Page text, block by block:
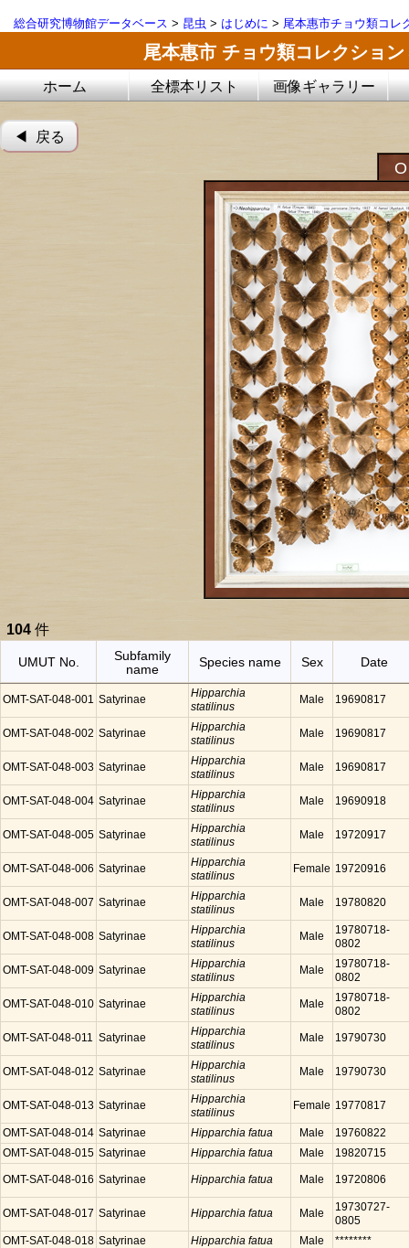
総合研究博物館データベース > 昆虫 > はじめに > 尾本惠市チョウ類コレ
尾本惠市 チョウ類コレクション
ホーム 全標本リスト 画像ギャラリー
◀︎ 戻る
104 件
UMUT No.
Subfamily
name
Species name Sex Date
OMT-SAT-048-001 Satyrinae
Hipparchia
statilinus
Male 19690817
OMT-SAT-048-002 Satyrinae
Hipparchia
statilinus
Male 19690817
OMT-SAT-048-003 Satyrinae
Hipparchia
statilinus
Male 19690817
OMT-SAT-048-004 Satyrinae
Hipparchia
statilinus
Male 19690918
OMT-SAT-048-005 Satyrinae
Hipparchia
statilinus
Male 19720917
OMT-SAT-048-006 Satyrinae
Hipparchia
statilinus
Female 19720916
OMT-SAT-048-007 Satyrinae
Hipparchia
statilinus
Male 19780820
OMT-SAT-048-008 Satyrinae
Hipparchia
statilinus
Male
19780718-
0802
OMT-SAT-048-009 Satyrinae
Hipparchia
statilinus
Male
19780718-
0802
OMT-SAT-048-010 Satyrinae
Hipparchia
statilinus
Male
19780718-
0802
OMT-SAT-048-011 Satyrinae
Hipparchia
statilinus
Male 19790730
OMT-SAT-048-012 Satyrinae
Hipparchia
statilinus
Male 19790730
OMT-SAT-048-013 Satyrinae
Hipparchia
statilinus
Female 19770817
OMT-SAT-048-014 Satyrinae Hipparchia fatua Male
19760822
OMT-SAT-048-015 Satyrinae Hipparchia fatua Male 19820715
OMT-SAT-048-016 Satyrinae Hipparchia fatua Male 19720806
OMT-SAT-048-017 Satyrinae Hipparchia fatua Male
19730727-
0805
OMT-SAT-048-018 Satyrinae Hipparchia fatua Male ********